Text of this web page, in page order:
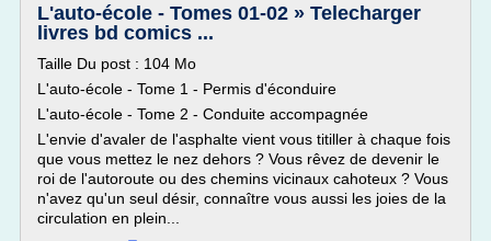
L'auto-école - Tomes 01-02 » Telecharger
livres bd comics ...
Taille Du post : 104 Mo
L'auto-école - Tome 1 - Permis d'éconduire
L'auto-école - Tome 2 - Conduite accompagnée
L'envie d'avaler de l'asphalte vient vous titiller à chaque fois
que vous mettez le nez dehors ? Vous rêvez de devenir le
roi de l'autoroute ou des chemins vicinaux cahoteux ? Vous
n'avez qu'un seul désir, connaître vous aussi les joies de la
circulation en plein...